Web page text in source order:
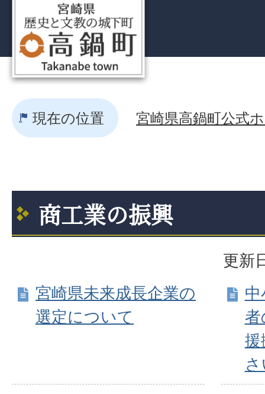
現在の位置 宮崎県高鍋町公式
商工業の振興
更新
宮崎県未来成長企業の
選定について
者
援